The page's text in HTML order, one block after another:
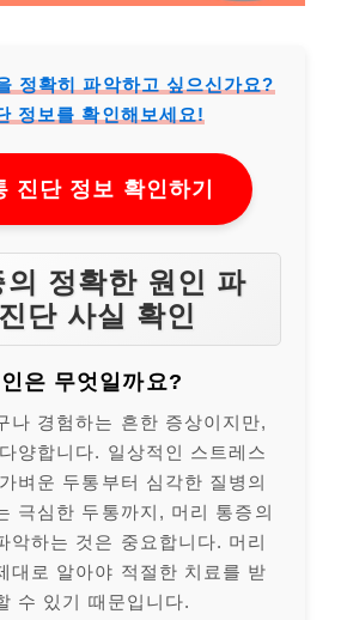
정확히 파악하고 싶으신가요?
정보를 확인해보세요!
진단 정보 확인하기
의 정확한 원인 파
단 사실 확인
은 무엇일까요?
나 경험하는 흔한 증상이지만,
양합니다. 일상적인 스트레스
벼운 두통부터 심각한 질병의
극심한 두통까지, 머리 통증의
악하는 것은 중요합니다. 머리
대로 알아야 적절한 치료를 받
수 있기 때문입니다.